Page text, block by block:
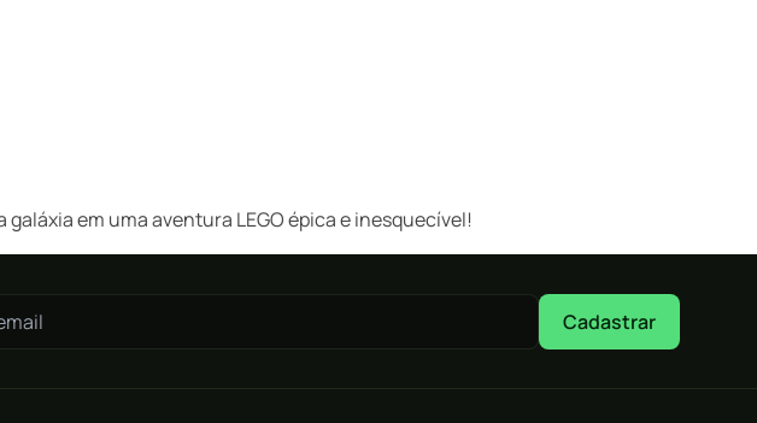
em uma aventura LEGO épica e inesquecível!
Cadastrar